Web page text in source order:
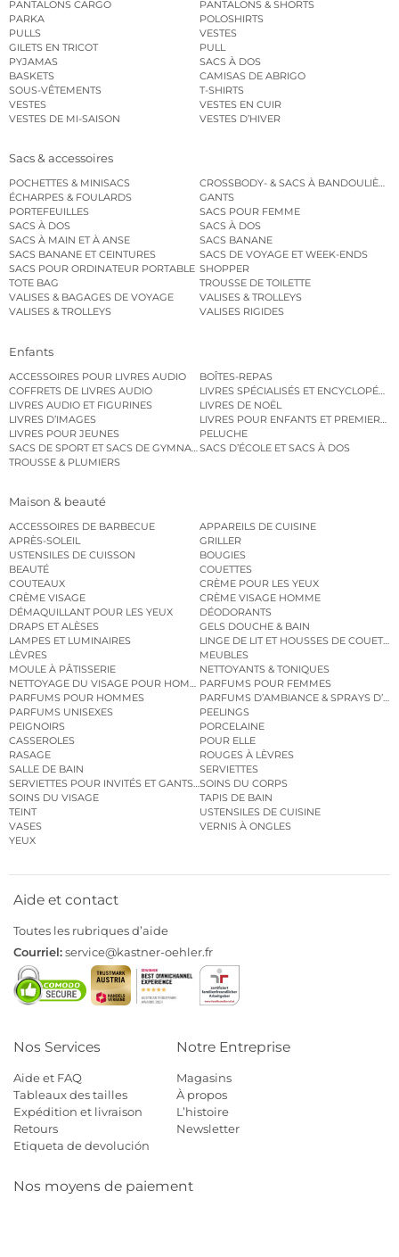
PANTALONS CARGO
PANTALONS & SHORTS
PARKA
POLOSHIRTS
PULLS
VESTES
GILETS EN TRICOT
PULL
PYJAMAS
SACS À DOS
BASKETS
CAMISAS DE ABRIGO
SOUS-VÊTEMENTS
T-SHIRTS
VESTES
VESTES EN CUIR
VESTES DE MI-SAISON
VESTES D’HIVER
Sacs & accessoires
POCHETTES & MINISACS
CROSSBODY- & SACS À BANDOULIÈRE
ÉCHARPES & FOULARDS
GANTS
PORTEFEUILLES
SACS POUR FEMME
SACS À DOS
SACS À DOS
SACS À MAIN ET À ANSE
SACS BANANE
SACS BANANE ET CEINTURES
SACS DE VOYAGE ET WEEK-ENDS
SACS POUR ORDINATEUR PORTABLE SHOPPER
TOTE BAG
TROUSSE DE TOILETTE
VALISES & BAGAGES DE VOYAGE
VALISES & TROLLEYS
VALISES & TROLLEYS
VALISES RIGIDES
Enfants
ACCESSOIRES POUR LIVRES AUDIO
BOÎTES-REPAS
COFFRETS DE LIVRES AUDIO
LIVRES SPÉCIALISÉS ET
LIVRES AUDIO ET FIGURINES
LIVRES DE NOËL
LIVRES D’IMAGES
LIVRES POUR ENFANTS ET PREMIERS
LIVRES POUR JEUNES
PELUCHE
SACS DE SPORT ET SACS DE GYMNASTIQUESACS D’ÉCOLE ET SACS À DOS
TROUSSE & PLUMIERS
Maison & beauté
ACCESSOIRES DE BARBECUE
APPAREILS DE CUISINE
APRÈS-SOLEIL
GRILLER
USTENSILES DE CUISSON
BOUGIES
BEAUTÉ
COUETTES
COUTEAUX
CRÈME POUR LES YEUX
CRÈME VISAGE
CRÈME VISAGE HOMME
DÉMAQUILLANT POUR LES YEUX
DÉODORANTS
DRAPS ET ALÈSES
GELS DOUCHE & BAIN
LAMPES ET LUMINAIRES
LINGE DE LIT ET HOUSSES DE COUETTE
LÈVRES
MEUBLES
MOULE À PÂTISSERIE
NETTOYANTS & TONIQUES
NETTOYAGE DU VISAGE POUR HOMMESPARFUMS POUR FEMMES
PARFUMS POUR HOMMES
PARFUMS D’AMBIANCE & SPRAYS
PARFUMS UNISEXES
PEELINGS
PEIGNOIRS
PORCELAINE
CASSEROLES
POUR ELLE
RASAGE
ROUGES À LÈVRES
SALLE DE BAIN
SERVIETTES
SERVIETTES POUR INVITÉS ET GANTS DE TOILETTE
SOINS DU CORPS
SOINS DU VISAGE
TAPIS DE BAIN
TEINT
USTENSILES DE CUISINE
VASES
VERNIS À ONGLES
YEUX
Aide et contact
Toutes les rubriques d’aide
Courriel:service@kastner-oehler.fr
Nos Services
Aide et FAQ
Tableaux des tailles
Expédition et livraison
Retours
Etiqueta de devolución
Notre Entreprise
Magasins
À propos
L’histoire
Newsletter
Nos moyens de paiement